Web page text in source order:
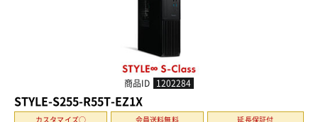
商品ID 1202284
STYLE-S255-R55T-EZ1X
カスタマイズ○ 会員送料無料 延長保証付